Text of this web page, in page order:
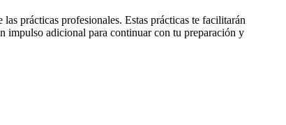
prácticas profesionales. Estas prácticas te facilitarán
impulso adicional para continuar con tu preparación y